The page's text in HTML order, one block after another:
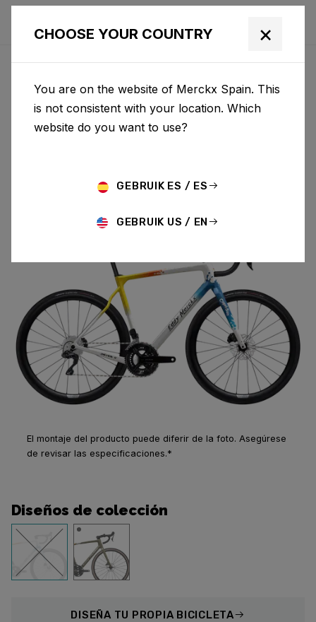
PÉVÈLE
CARBON
El montaje del producto puede diferir de la foto. Asegúrese
de revisar las especificaciones.*
Diseños de colección
DISEÑA TU PROPIA BICICLETA
CHOOSE YOUR COUNTRY ×
You are on the website of Merckx Spain. This
is not consistent with your location. Which
website do you want to use?
GEBRUIK ES / ES
GEBRUIK US / EN